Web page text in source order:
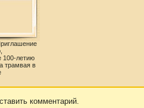
100-летию
трамвая в
комментарий.